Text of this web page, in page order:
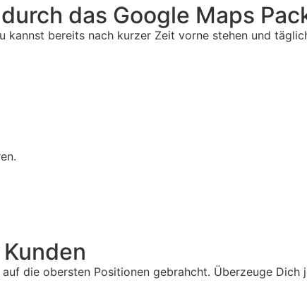
durch das Google Maps
bereits nach kurzer Zeit vorne stehen und
die obersten Positionen gebrahcht. Überzeuge Dich